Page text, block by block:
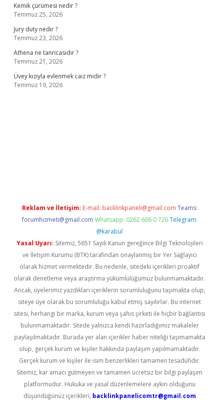
Kemik çürümesi nedir ?
Temmuz 25, 2026
Jury duty nedir ?
Temmuz 23, 2026
Athena ne tanricasıdır ?
Temmuz 21, 2026
Üvey kızıyla evlenmek caiz midir ?
Temmuz 19, 2026
Reklam ve İletişim: E-mail: backlinkpaneli@gmail.com Teams:
forumhizmeti@gmail.com Whatsapp: 0262 606 0 726 Telegram:
@karabul
Yasal Uyarı: Sitemiz, 5651 Sayılı Kanun gereğince Bilgi Teknolojileri
ve İletişim Kurumu (BTK) tarafından onaylanmış bir Yer Sağlayıcı
olarak hizmet vermektedir. Bu nedenle, sitedeki içerikleri proaktif
olarak denetleme veya araştırma yükümlülüğümüz bulunmamaktadır.
Ancak, üyelerimiz yazdıkları içeriklerin sorumluluğunu taşımakta olup,
siteye üye olarak bu sorumluluğu kabul etmiş sayılırlar. Bu internet
sitesi, herhangi bir marka, kurum veya şahıs şirketi ile hiçbir bağlantısı
bulunmamaktadır. Sitede yalnızca kendi hazırladığımız makaleler
paylaşılmaktadır. Burada yer alan içerikler haber niteliği taşımamakta
olup, gerçek kurum ve kişiler hakkında paylaşım yapılmamaktadır.
Gerçek kurum ve kişiler ile isim benzerlikleri tamamen tesadüfidir.
Sitemiz, kar amacı gütmeyen ve tamamen ücretsiz bir bilgi paylaşım
platformudur. Hukuka ve yasal düzenlemelere aykırı olduğunu
düşündüğünüz içerikleri, backlinkpanelicomtr@gmail.com